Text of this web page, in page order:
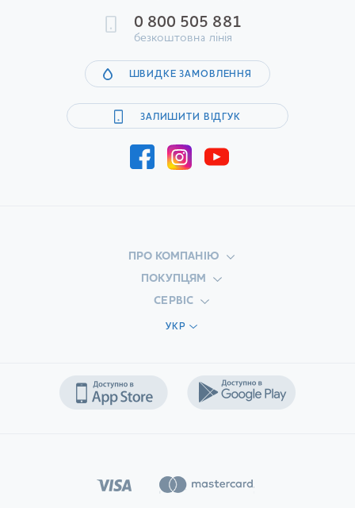
умовами, залежно від яких і формуватиметься хімічний
та мікроелементний склад, температура та інші
показники кінцевого природного продукту.
вона є важливим джерелом життєво необхідних
корисні якості, що позитивно впливають на організм.
й через зручність – її легко взяти з собою за будь-яких
Незважаючи на попередню обробку, різні сторонні
підземних свердловин та джерел, що забезпечує їй
природну чистоту.
0 800 505 881
безкоштовна лінія
ШВИДКЕ ЗАМОВЛЕННЯ
ЗАЛИШИТИ ВІДГУК
ПРО КОМПАНІЮ
ПОКУПЦЯМ
СЕРВІС
УКР